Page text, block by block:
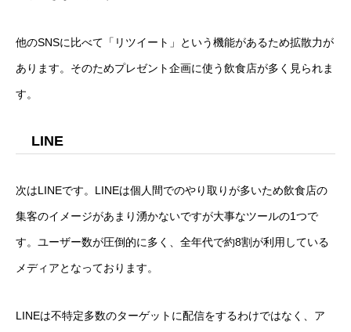
他のSNSに比べて「リツイート」という機能があるため拡散力が
あります。そのためプレゼント企画に使う飲食店が多く見られま
す。
LINE
次はLINEです。LINEは個人間でのやり取りが多いため飲食店の
集客のイメージがあまり湧かないですが大事なツールの1つで
す。ユーザー数が圧倒的に多く、全年代で約8割が利用している
メディアとなっております。
LINEは不特定多数のターゲットに配信をするわけではなく、ア